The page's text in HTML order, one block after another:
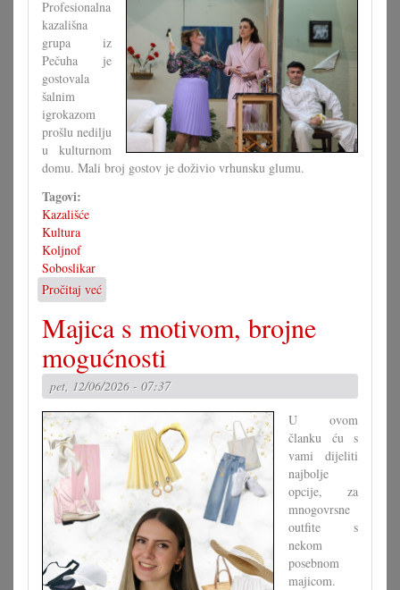
Profesionalna
kazališna
grupa iz
Pečuha je
gostovala
šalnim
igrokazom
prošlu nedilju
u kulturnom
domu. Mali broj gostov je doživio vrhunsku glumu.
Tagovi:
Kazališće
Kultura
Koljnof
Soboslikar
Pročitaj već
Igrokaz
»Soboslikar«
u
Koljnofu
Majica s motivom, brojne
mogućnosti
pet, 12/06/2026 - 07:37
U ovom
članku ću s
vami dijeliti
najbolje
opcije, za
mnogovrsne
outfite s
nekom
posebnom
majicom.